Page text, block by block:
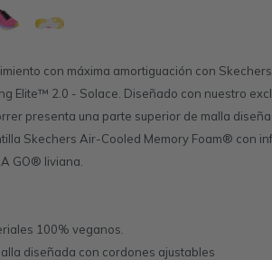
con máxima amortiguación con
Elite™ 2.0 - Solace. Diseñado con nuestro
presenta una parte superior de malla
Skechers Air-Cooled Memory Foam® con
GO® liviana.
100% veganos.
diseñada con cordones ajustables